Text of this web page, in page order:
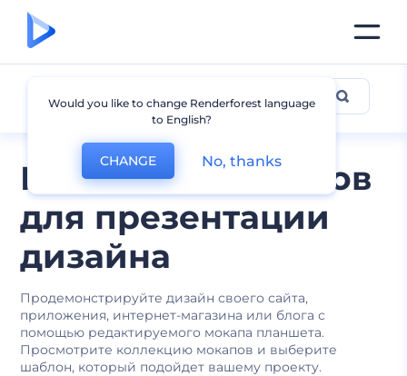
Мокапы планшетов
для презентации
дизайна
Продемонстрируйте дизайн своего сайта,
приложения, интернет-магазина или блога с
помощью редактируемого мокапа планшета.
Просмотрите коллекцию мокапов и выберите
шаблон, который подойдет вашему проекту.
Мокапы планшетов
Would you like to change Renderforest language
to English?
CHANGE No, thanks